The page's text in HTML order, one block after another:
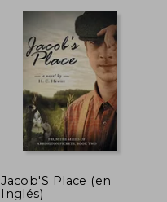
50%
dcto.
Jacob'S Place (en
Inglés)